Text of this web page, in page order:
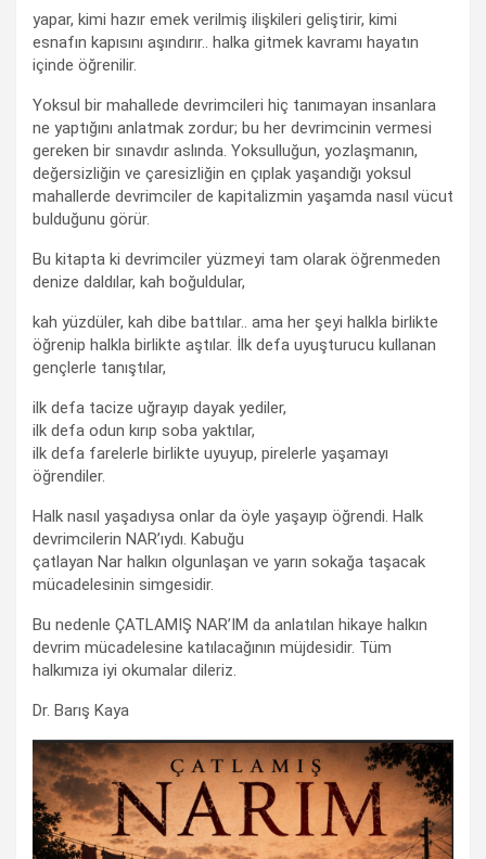
yapar, kimi hazır emek verilmiş ilişkileri geliştirir, kimi
esnafın kapısını aşındırır.. halka gitmek kavramı hayatın
içinde öğrenilir.
Yoksul bir mahallede devrimcileri hiç tanımayan insanlara
ne yaptığını anlatmak zordur; bu her devrimcinin vermesi
gereken bir sınavdır aslında. Yoksulluğun, yozlaşmanın,
değersizliğin ve çaresizliğin en çıplak yaşandığı yoksul
mahallerde devrimciler de kapitalizmin yaşamda nasıl vücut
bulduğunu görür.
Bu kitapta ki devrimciler yüzmeyi tam olarak öğrenmeden
denize daldılar, kah boğuldular,
kah yüzdüler, kah dibe battılar.. ama her şeyi halkla birlikte
öğrenip halkla birlikte aştılar. İlk defa uyuşturucu kullanan
gençlerle tanıştılar,
ilk defa tacize uğrayıp dayak yediler,
ilk defa odun kırıp soba yaktılar,
ilk defa farelerle birlikte uyuyup, pirelerle yaşamayı
öğrendiler.
Halk nasıl yaşadıysa onlar da öyle yaşayıp öğrendi. Halk
devrimcilerin NAR’ıydı. Kabuğu
çatlayan Nar halkın olgunlaşan ve yarın sokağa taşacak
mücadelesinin simgesidir.
Bu nedenle ÇATLAMIŞ NAR’IM da anlatılan hikaye halkın
devrim mücadelesine katılacağının müjdesidir. Tüm
halkımıza iyi okumalar dileriz.
Dr. Barış Kaya